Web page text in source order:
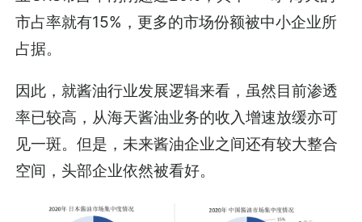
市占率就有15%，更多的市场份额被中小企业所
占据。
因此，就酱油行业发展逻辑来看，虽然目前渗透
率已较高，从海天酱油业务的收入增速放缓亦可
见一斑。但是，未来酱油企业之间还有较大整合
空间，头部企业依然被看好。